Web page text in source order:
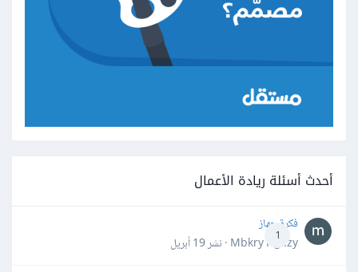
أحدث أسئلة ريادة الأعمال
1
فكرة جهاز
Mbkry Hgazy · نشر
19 أبريل